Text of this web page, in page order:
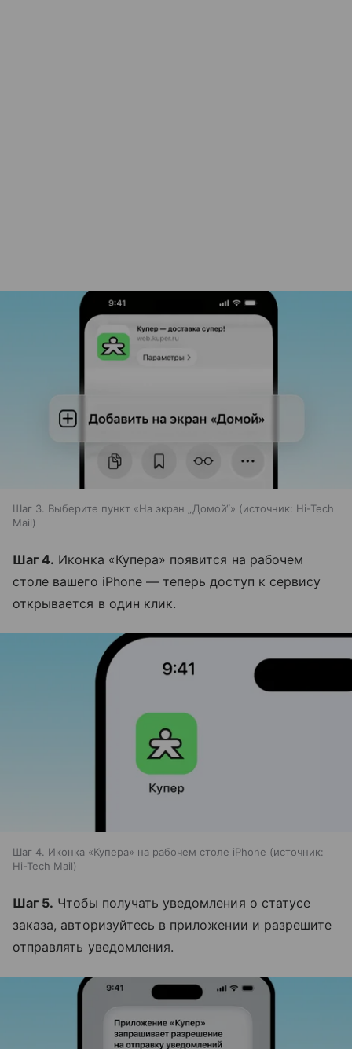
Шаг 3. Выберите пункт «На экран „Домой“» источник: Hi-Tech
Mail
Шаг 4. Иконка «Купера» появится на рабочем
столе вашего iPhone — теперь доступ к сервису
открывается в один клик.
Шаг 4. Иконка «Купера» на рабочем столе iPhone
источник:
Hi-Tech Mail
Шаг 5. Чтобы получать уведомления о статусе
заказа, авторизуйтесь в приложении и разрешите
отправлять уведомления.